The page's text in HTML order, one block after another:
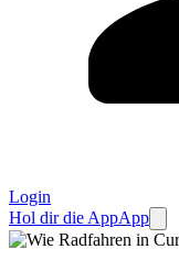
Login
Hol dir die AppApp